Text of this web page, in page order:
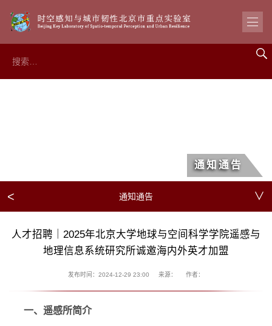
通知通告
< 通知通告 ∨
人才招聘｜2025年北京大学地球与空间科学学院遥感与
地理信息系统研究所诚邀海内外英才加盟
发布时间：2024-12-29 23:00 来源： 作者：
一、遥感所简介